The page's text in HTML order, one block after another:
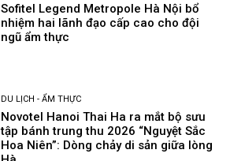
Sofitel Legend Metropole Hà Nội bổ
nhiệm hai lãnh đạo cấp cao cho đội
ngũ ẩm thực
DU LỊCH - ẨM THỰC
Novotel Hanoi Thai Ha ra mắt bộ sưu
tập bánh trung thu 2026 “Nguyệt Sắc
Hoa Niên”: Dòng chảy di sản giữa lòng